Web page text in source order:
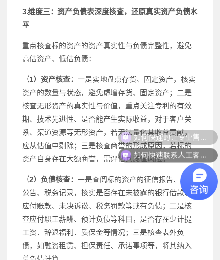
3.维度三：资产负债表深度核查，还原真实资产负债水
平
重点核查标的资产的资产真实性与负债完整性，避免
高估资产、低估负债：
（1）资产核查： 一是实地盘点存货、固定资产，核实
资产的数量与状态，避免虚增存货、固定资产；二是
核查无形资产的真实性与价值，重点关注专利的有效
期、技术先进性、是否能产生实际收益，对于客户关
系、渠道资源等无形资产，若无法量化其收益贡献，
应从估值中剔除；三是核查商誉的形成原因，若标的
资产自身存在大额商誉，需评估其减值风险。
（2）负债核查： 一是查阅标的资产的征信报告、法院
公告、税务记录，核实是否存在未披露的银行借款、
应付账款、未决诉讼、税务罚款等或有负债；二是核
查应付职工薪酬、预计负债等科目，是否存在少计提
工资、辞退福利、质保金等情况；三是核查表外负
债，如融资租赁、担保责任、承诺事项等，将其纳入